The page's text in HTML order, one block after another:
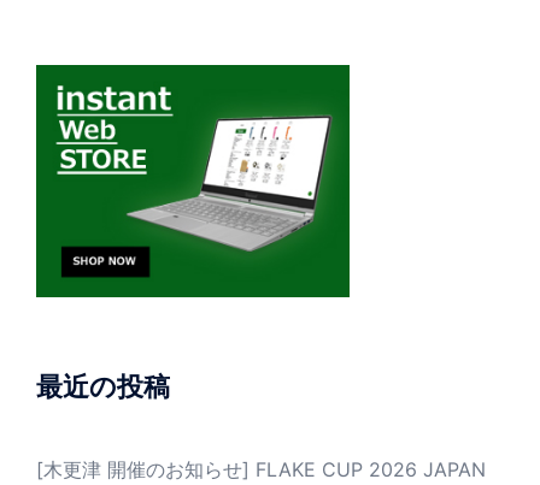
最近の投稿
[木更津 開催のお知らせ] FLAKE CUP 2026 JAPAN